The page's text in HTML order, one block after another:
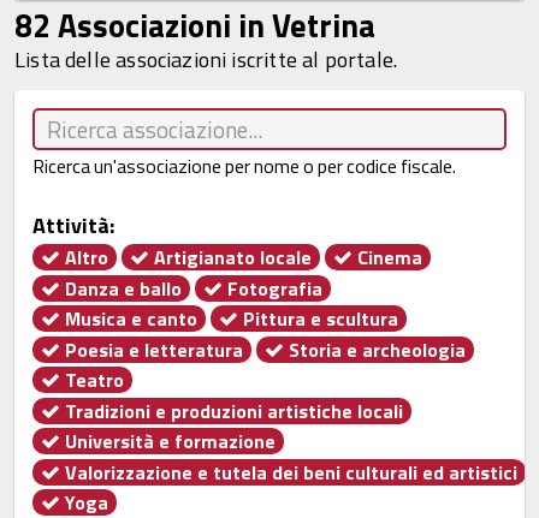
82 Associazioni in Vetrina
Lista delle associazioni iscritte al portale.
Ricerca un'associazione per nome o per codice fiscale.
Attività:
Altro Artigianato locale
Cinema
Danza e ballo
Fotografia
Musica e canto
Pittura e scultura
Poesia e letteratura
Storia e archeologia
Teatro
Tradizioni e produzioni artistiche locali
Università e formazione
Valorizzazione e tutela dei beni culturali ed artistici
Yoga